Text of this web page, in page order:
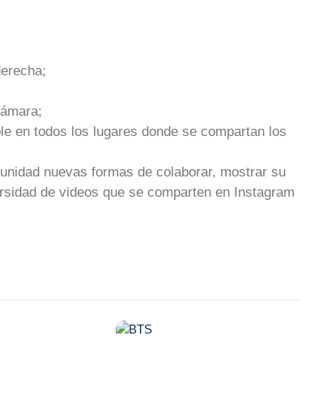
en todos los lugares donde se compartan los
nuevas formas de colaborar, mostrar su
de videos que se comparten en Instagram